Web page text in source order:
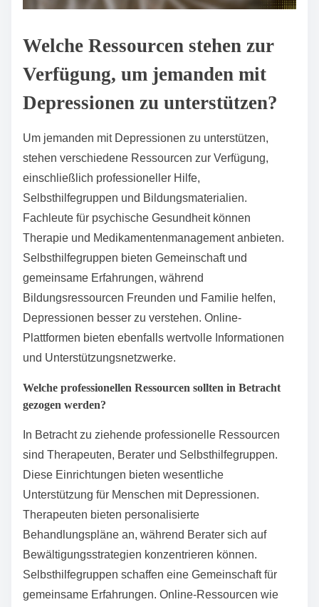
Welche Ressourcen stehen zur
Verfügung, um jemanden mit
Depressionen zu unterstützen?
Um jemanden mit Depressionen zu unterstützen,
stehen verschiedene Ressourcen zur Verfügung,
einschließlich professioneller Hilfe,
Selbsthilfegruppen und Bildungsmaterialien.
Fachleute für psychische Gesundheit können
Therapie und Medikamentenmanagement anbieten.
Selbsthilfegruppen bieten Gemeinschaft und
gemeinsame Erfahrungen, während
Bildungsressourcen Freunden und Familie helfen,
Depressionen besser zu verstehen. Online-
Plattformen bieten ebenfalls wertvolle Informationen
und Unterstützungsnetzwerke.
Welche professionellen Ressourcen sollten in Betracht
gezogen werden?
In Betracht zu ziehende professionelle Ressourcen
sind Therapeuten, Berater und Selbsthilfegruppen.
Diese Einrichtungen bieten wesentliche
Unterstützung für Menschen mit Depressionen.
Therapeuten bieten personalisierte
Behandlungspläne an, während Berater sich auf
Bewältigungsstrategien konzentrieren können.
Selbsthilfegruppen schaffen eine Gemeinschaft für
gemeinsame Erfahrungen. Online-Ressourcen wie